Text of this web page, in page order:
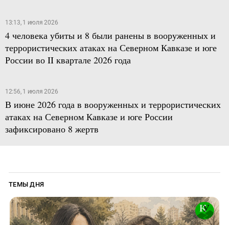
13:13, 1 июля 2026
4 человека убиты и 8 были ранены в вооруженных и
террористических атаках на Северном Кавказе и юге
России во II квартале 2026 года
12:56, 1 июля 2026
В июне 2026 года в вооруженных и террористических
атаках на Северном Кавказе и юге России
зафиксировано 8 жертв
ТЕМЫ ДНЯ